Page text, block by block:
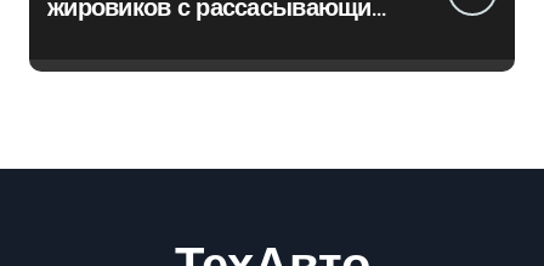
жировиков с рассасывающим